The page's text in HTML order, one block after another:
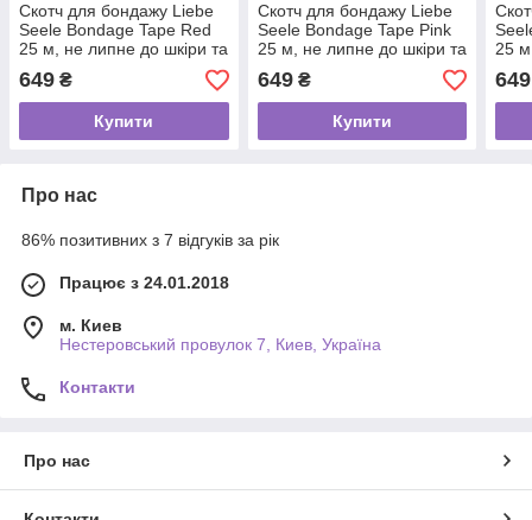
Скотч для бондажу Liebe
Seele Bondage Tape Red
25 м, не липне до шкіри та
волосся, без слідів
649 ₴
Купити
Скотч для бондажу Liebe
Seele Bondage Tape Pink
25 м, не липне до шкіри та
волосся, без слідів
649₴
Купити
25 м
649
Про нас
86% позитивних з 7 відгуків за рік
Працює з 24.01.2018
м. Киев
Нестеровський провулок 7, Киев, Україна
Контакти
Про нас